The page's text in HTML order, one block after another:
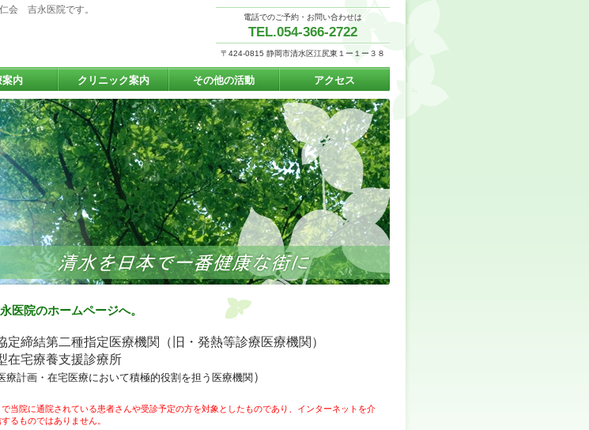
会 吉永医院です。
電話でのご予約・お問い合わせは
TEL.054-366-2722
〒424-0815 静岡市清水区江尻東１ー１ー３８
医院のホームページへ。
締結第二種指定医療機関（旧・発熱等診療医療機関）
在宅療養支援診療所
療計画・在宅医療において積極的役割を担う医療機関）
当院に通院されている患者さんや受診予定の方を対象としたものであり、インターネットを介
るものではありません。
案内 クリニック案内 その他の活動 アクセス